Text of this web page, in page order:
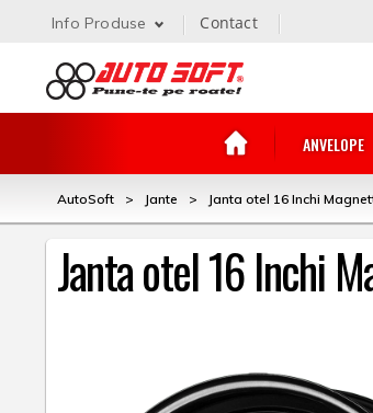
ANVELOPE
Info Produse Contact
AutoSoft > Jante > Janta otel 16 Inchi
Janta otel 16 Inchi